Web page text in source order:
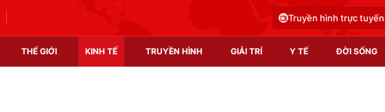
Truyền hình trực tuyến
THẾ GIỚI KINH TẾ TRUYỀN HÌNH GIẢI TRÍ Y TẾ ĐỜI SỐNG